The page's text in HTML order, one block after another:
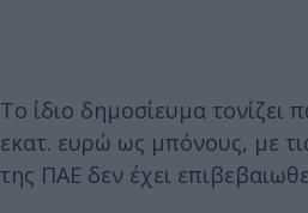
Το ίδιο δημοσίευμα
εκατ. ευρώ ως μπόνους, με
της ΠΑΕ δεν έχει